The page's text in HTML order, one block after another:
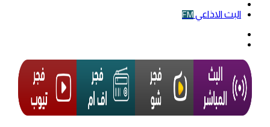
البث الاذاعي FM